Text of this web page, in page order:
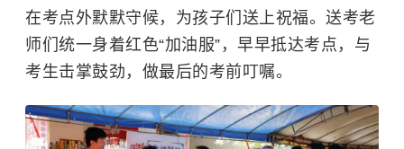
在考点外默默守候，为孩子们送上祝福。送考老
师们统一身着红色“加油服”，早早抵达考点，与
考生击掌鼓劲，做最后的考前叮嘱。